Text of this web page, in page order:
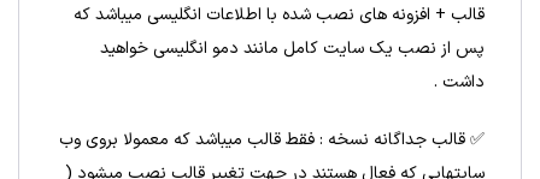
قالب + افزونه های نصب شده با اطلاعات انگلیسی میباشد که
پس از نصب یک سایت کامل مانند دمو انگلیسی خواهید
داشت .
✅ قالب جداگانه نسخه : فقط قالب میباشد که معمولا بروی وب
سایتهایی که فعال هستند در جهت تغییر قالب نصب میشود (